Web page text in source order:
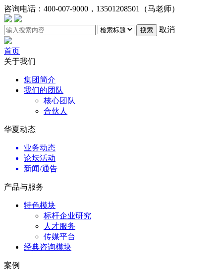
咨询电话： 400-007-9000，13501208501（马老师）
搜索 取消
首页
关于我们
集团简介
我们的团队
核心团队
合伙人
华夏动态
业务动态
论坛活动
新闻/通告
产品与服务
特色模块
标杆企业研究
人才服务
传媒平台
经典咨询模块
案例